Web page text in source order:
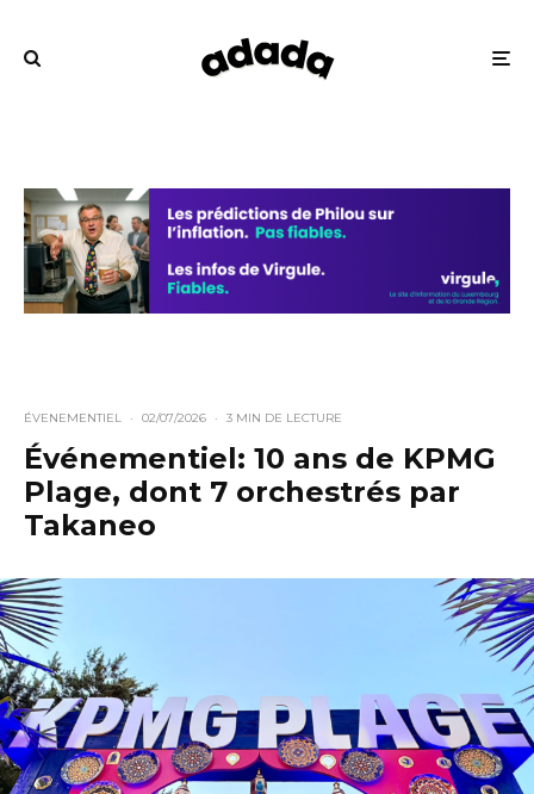
ÉVENEMENTIEL · 02/07/2026 · 3 MIN DE LECTURE
Événementiel: 10 ans de KPMG
Plage, dont 7 orchestrés par
Takaneo